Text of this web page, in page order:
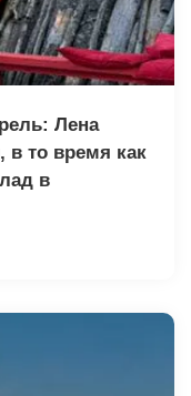
Лена
в то время как
в